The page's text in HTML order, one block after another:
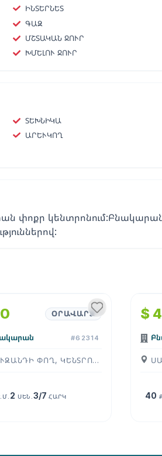
ԻՆՏԵՐՆԵՏ
ԳԱԶ
ՄՇՏԱԿԱՆ ՋՈՒՐ
ԽՄԵԼՈՒ ՋՈՒՐ
ՏԵԽՆԻԿԱ
ԱՐԵՒԿՈՂ
փոքր
ՕՐԱՎԱՐՁ
#62314
ԲՈՒԶԱՆԴԻ ՓՈՂ, ԿԵՆՏՐՈՆ, ( ԵՐԵՒԱՆ )
2 ՍԵՆ. 3/7 ՀԱՐԿ
$
40